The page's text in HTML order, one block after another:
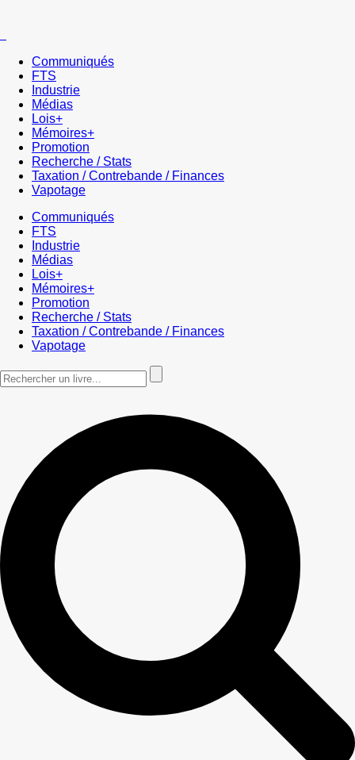
Communiqués
FTS
Industrie
Médias
Lois+
Mémoires+
Promotion
Recherche / Stats
Taxation / Contrebande / Finances
Vapotage
Communiqués
FTS
Industrie
Médias
Lois+
Mémoires+
Promotion
Recherche / Stats
Taxation / Contrebande / Finances
Vapotage